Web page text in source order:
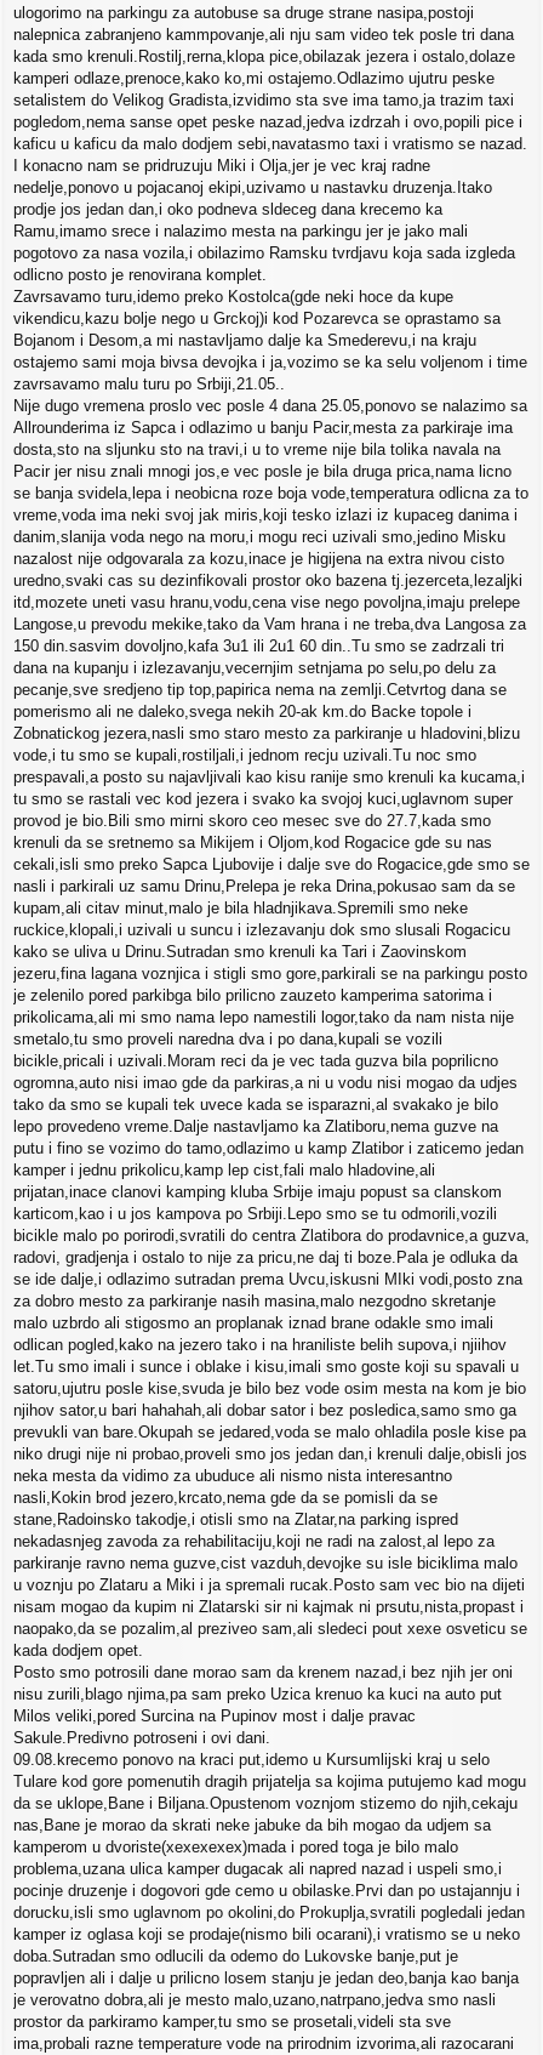
ulogorimo na parkingu za autobuse sa druge strane nasipa,postoji
nalepnica zabranjeno kammpovanje,ali nju sam video tek posle tri dana
kada smo krenuli.Rostilj,rerna,klopa pice,obilazak jezera i ostalo,dolaze
kamperi odlaze,prenoce,kako ko,mi ostajemo.Odlazimo ujutru peske
setalistem do Velikog Gradista,izvidimo sta sve ima tamo,ja trazim taxi
pogledom,nema sanse opet peske nazad,jedva izdrzah i ovo,popili pice i
kaficu u kaficu da malo dodjem sebi,navatasmo taxi i vratismo se nazad.
I konacno nam se pridruzuju Miki i Olja,jer je vec kraj radne
nedelje,ponovo u pojacanoj ekipi,uzivamo u nastavku druzenja.Itako
prodje jos jedan dan,i oko podneva sldeceg dana krecemo ka
Ramu,imamo srece i nalazimo mesta na parkingu jer je jako mali
pogotovo za nasa vozila,i obilazimo Ramsku tvrdjavu koja sada izgleda
odlicno posto je renovirana komplet.
Zavrsavamo turu,idemo preko Kostolca(gde neki hoce da kupe
vikendicu,kazu bolje nego u Grckoj)i kod Pozarevca se oprastamo sa
Bojanom i Desom,a mi nastavljamo dalje ka Smederevu,i na kraju
ostajemo sami moja bivsa devojka i ja,vozimo se ka selu voljenom i time
zavrsavamo malu turu po Srbiji,21.05..
Nije dugo vremena proslo vec posle 4 dana 25.05,ponovo se nalazimo sa
Allrounderima iz Sapca i odlazimo u banju Pacir,mesta za parkiraje ima
dosta,sto na sljunku sto na travi,i u to vreme nije bila tolika navala na
Pacir jer nisu znali mnogi jos,e vec posle je bila druga prica,nama licno
se banja svidela,lepa i neobicna roze boja vode,temperatura odlicna za to
vreme,voda ima neki svoj jak miris,koji tesko izlazi iz kupaceg danima i
danim,slanija voda nego na moru,i mogu reci uzivali smo,jedino Misku
nazalost nije odgovarala za kozu,inace je higijena na extra nivou cisto
uredno,svaki cas su dezinfikovali prostor oko bazena tj.jezerceta,lezaljki
itd,mozete uneti vasu hranu,vodu,cena vise nego povoljna,imaju prelepe
Langose,u prevodu mekike,tako da Vam hrana i ne treba,dva Langosa za
150 din.sasvim dovoljno,kafa 3u1 ili 2u1 60 din..Tu smo se zadrzali tri
dana na kupanju i izlezavanju,vecernjim setnjama po selu,po delu za
pecanje,sve sredjeno tip top,papirica nema na zemlji.Cetvrtog dana se
pomerismo ali ne daleko,svega nekih 20-ak km.do Backe topole i
Zobnatickog jezera,nasli smo staro mesto za parkiranje u hladovini,blizu
vode,i tu smo se kupali,rostiljali,i jednom recju uzivali.Tu noc smo
prespavali,a posto su najavljivali kao kisu ranije smo krenuli ka kucama,i
tu smo se rastali vec kod jezera i svako ka svojoj kuci,uglavnom super
provod je bio.Bili smo mirni skoro ceo mesec sve do 27.7,kada smo
krenuli da se sretnemo sa Mikijem i Oljom,kod Rogacice gde su nas
cekali,isli smo preko Sapca Ljubovije i dalje sve do Rogacice,gde smo se
nasli i parkirali uz samu Drinu,Prelepa je reka Drina,pokusao sam da se
kupam,ali citav minut,malo je bila hladnjikava.Spremili smo neke
ruckice,klopali,i uzivali u suncu i izlezavanju dok smo slusali Rogacicu
kako se uliva u Drinu.Sutradan smo krenuli ka Tari i Zaovinskom
jezeru,fina lagana voznjica i stigli smo gore,parkirali se na parkingu posto
je zelenilo pored parkibga bilo prilicno zauzeto kamperima satorima i
prikolicama,ali mi smo nama lepo namestili logor,tako da nam nista nije
smetalo,tu smo proveli naredna dva i po dana,kupali se vozili
bicikle,pricali i uzivali.Moram reci da je vec tada guzva bila poprilicno
ogromna,auto nisi imao gde da parkiras,a ni u vodu nisi mogao da udjes
tako da smo se kupali tek uvece kada se isparazni,al svakako je bilo
lepo provedeno vreme.Dalje nastavljamo ka Zlatiboru,nema guzve na
putu i fino se vozimo do tamo,odlazimo u kamp Zlatibor i zaticemo jedan
kamper i jednu prikolicu,kamp lep cist,fali malo hladovine,ali
prijatan,inace clanovi kamping kluba Srbije imaju popust sa clanskom
karticom,kao i u jos kampova po Srbiji.Lepo smo se tu odmorili,vozili
bicikle malo po porirodi,svratili do centra Zlatibora do prodavnice,a guzva,
radovi, gradjenja i ostalo to nije za pricu,ne daj ti boze.Pala je odluka da
se ide dalje,i odlazimo sutradan prema Uvcu,iskusni MIki vodi,posto zna
za dobro mesto za parkiranje nasih masina,malo nezgodno skretanje
malo uzbrdo ali stigosmo an proplanak iznad brane odakle smo imali
odlican pogled,kako na jezero tako i na hraniliste belih supova,i njiihov
let.Tu smo imali i sunce i oblake i kisu,imali smo goste koji su spavali u
satoru,ujutru posle kise,svuda je bilo bez vode osim mesta na kom je bio
njihov sator,u bari hahahah,ali dobar sator i bez posledica,samo smo ga
prevukli van bare.Okupah se jedared,voda se malo ohladila posle kise pa
niko drugi nije ni probao,proveli smo jos jedan dan,i krenuli dalje,obisli jos
neka mesta da vidimo za ubuduce ali nismo nista interesantno
nasli,Kokin brod jezero,krcato,nema gde da se pomisli da se
stane,Radoinsko takodje,i otisli smo na Zlatar,na parking ispred
nekadasnjeg zavoda za rehabilitaciju,koji ne radi na zalost,al lepo za
parkiranje ravno nema guzve,cist vazduh,devojke su isle biciklima malo
u voznju po Zlataru a Miki i ja spremali rucak.Posto sam vec bio na dijeti
nisam mogao da kupim ni Zlatarski sir ni kajmak ni prsutu,nista,propast i
naopako,da se pozalim,al preziveo sam,ali sledeci pout xexe osveticu se
kada dodjem opet.
Posto smo potrosili dane morao sam da krenem nazad,i bez njih jer oni
nisu zurili,blago njima,pa sam preko Uzica krenuo ka kuci na auto put
Milos veliki,pored Surcina na Pupinov most i dalje pravac
Sakule.Predivno potroseni i ovi dani.
09.08.krecemo ponovo na kraci put,idemo u Kursumlijski kraj u selo
Tulare kod gore pomenutih dragih prijatelja sa kojima putujemo kad mogu
da se uklope,Bane i Biljana.Opustenom voznjom stizemo do njih,cekaju
nas,Bane je morao da skrati neke jabuke da bih mogao da udjem sa
kamperom u dvoriste(xexexexex)mada i pored toga je bilo malo
problema,uzana ulica kamper dugacak ali napred nazad i uspeli smo,i
pocinje druzenje i dogovori gde cemo u obilaske.Prvi dan po ustajannju i
dorucku,isli smo uglavnom po okolini,do Prokuplja,svratili pogledali jedan
kamper iz oglasa koji se prodaje(nismo bili ocarani),i vratismo se u neko
doba.Sutradan smo odlucili da odemo do Lukovske banje,put je
popravljen ali i dalje u prilicno losem stanju je jedan deo,banja kao banja
je verovatno dobra,ali je mesto malo,uzano,natrpano,jedva smo nasli
prostor da parkiramo kamper,tu smo se prosetali,videli sta sve
ima,probali razne temperature vode na prirodnim izvorima,ali razocarani